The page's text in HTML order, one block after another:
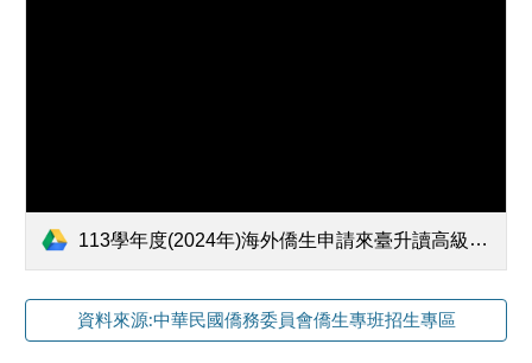
113學年度(2024年)海外僑生申請來臺升讀高級中等學校 產學攜手合作僑生專班招生簡章.pdf
資料來源:中華民國僑務委員會僑生專班招生專區